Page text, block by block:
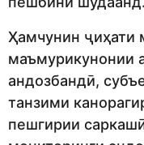
Ҳамчунин ҷиҳати
маъмурикунонии
андозбандӣ,
танзими
пешгирии